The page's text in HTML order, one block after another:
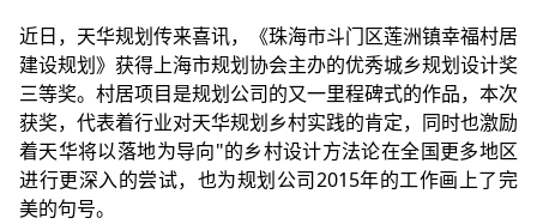
近日，天华规划传来喜讯，《珠海市斗门区莲洲镇幸福村居
建设规划》获得上海市规划协会主办的优秀城乡规划设计奖
三等奖。村居项目是规划公司的又一里程碑式的作品，本次
获奖，代表着行业对天华规划乡村实践的肯定，同时也激励
着天华将以落地为导向"的乡村设计方法论在全国更多地区
进行更深入的尝试，也为规划公司2015年的工作画上了完
美的句号。